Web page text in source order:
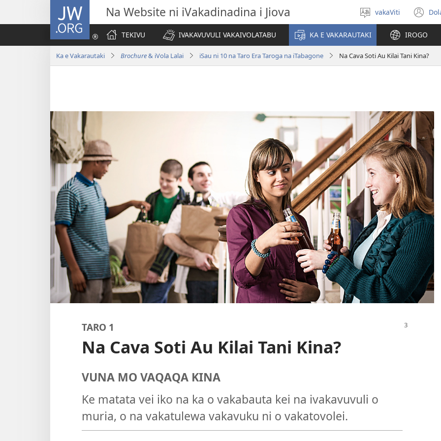
JW.ORG Na Website ni iVakadinadina i Jiova
Digia
na
Vosa
vakaViti
TEKIVU
IVAKAVUVULI VAKAIVOLATABU KA E VAKARAUTAKI IROGO
Ka e Vakarautaki Brochure& iVola Lalai iSau ni 10 na Taro Era Taroga na iTabagone Na Cava Soti Au Kilai Tani Kina?
TARO 1
Na Cava Soti Au Kilai Tani Kina?
VUNA MO VAQAQA KINA
Ke matata vei iko na ka o vakabauta kei na ivakavuvuli o
muria, o na vakatulewa vakavuku ni o vakatovolei.